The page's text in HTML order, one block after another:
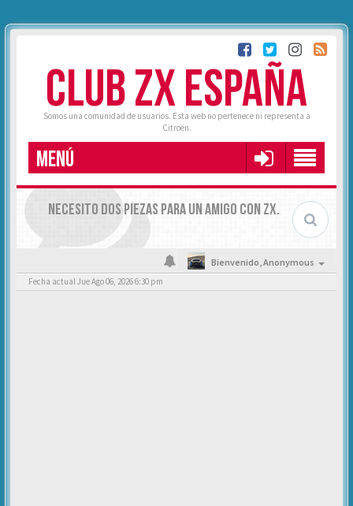
CLUB ZX ESPAÑA
Somos una comunidad de usuarios. Esta web no pertenece ni representa a
Citroën.
MENÚ
NECESITO DOS PIEZAS PARA UN AMIGO CON ZX.
Bienvenido,Anonymous
Fecha actual Jue Ago 06, 2026 6:30 pm